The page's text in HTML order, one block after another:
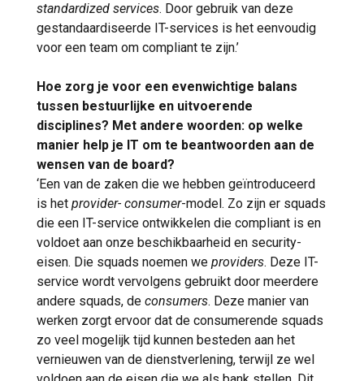
standardized services. Door gebruik van deze
gestandaardiseerde IT-services is het eenvoudig
voor een team om compliant te zijn.’
Hoe zorg je voor een evenwichtige balans
tussen bestuurlijke en uitvoerende
disciplines? Met andere woorden: op welke
manier help je IT om te beantwoorden aan de
wensen van de board?
‘Een van de zaken die we hebben geïntroduceerd
is het provider- consumer-model. Zo zijn er squads
die een IT-service ontwikkelen die compliant is en
voldoet aan onze beschikbaarheid en security-
eisen. Die squads noemen we providers. Deze IT-
service wordt vervolgens gebruikt door meerdere
andere squads, de consumers. Deze manier van
werken zorgt ervoor dat de consumerende squads
zo veel mogelijk tijd kunnen besteden aan het
vernieuwen van de dienstverlening, terwijl ze wel